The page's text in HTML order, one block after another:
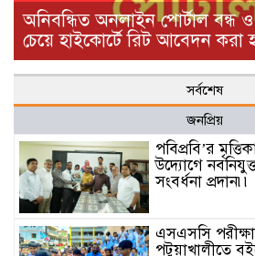
অনিবন্ধিত অনলাইন পোর্টাল বন্ধ
চেয়ে হাইকোর্টে রিট আবেদন করা
সর্বশেষ
জনপ্রিয়
পবিপ্রবি’র
উদ্যোগে
সংবর্ধনা প্রদান৷৷
এসএসসি
পটুয়াখালীতে